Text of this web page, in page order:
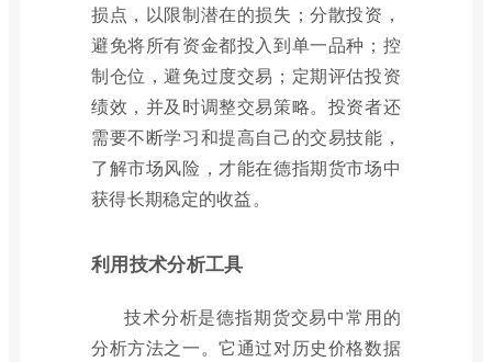
损点，以限制潜在的损失；分散投资，
避免将所有资金都投入到单一品种；控
制仓位，避免过度交易；定期评估投资
绩效，并及时调整交易策略。投资者还
需要不断学习和提高自己的交易技能，
了解市场风险，才能在德指期货市场中
获得长期稳定的收益。
利用技术分析工具
技术分析是德指期货交易中常用的
分析方法之一。它通过对历史价格数据